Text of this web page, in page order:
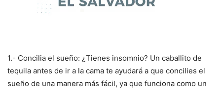
1.- Concilia el sueño: ¿Tienes insomnio? Un caballito de
tequila antes de ir a la cama te ayudará a que concilies el
sueño de una manera más fácil, ya que funciona como un